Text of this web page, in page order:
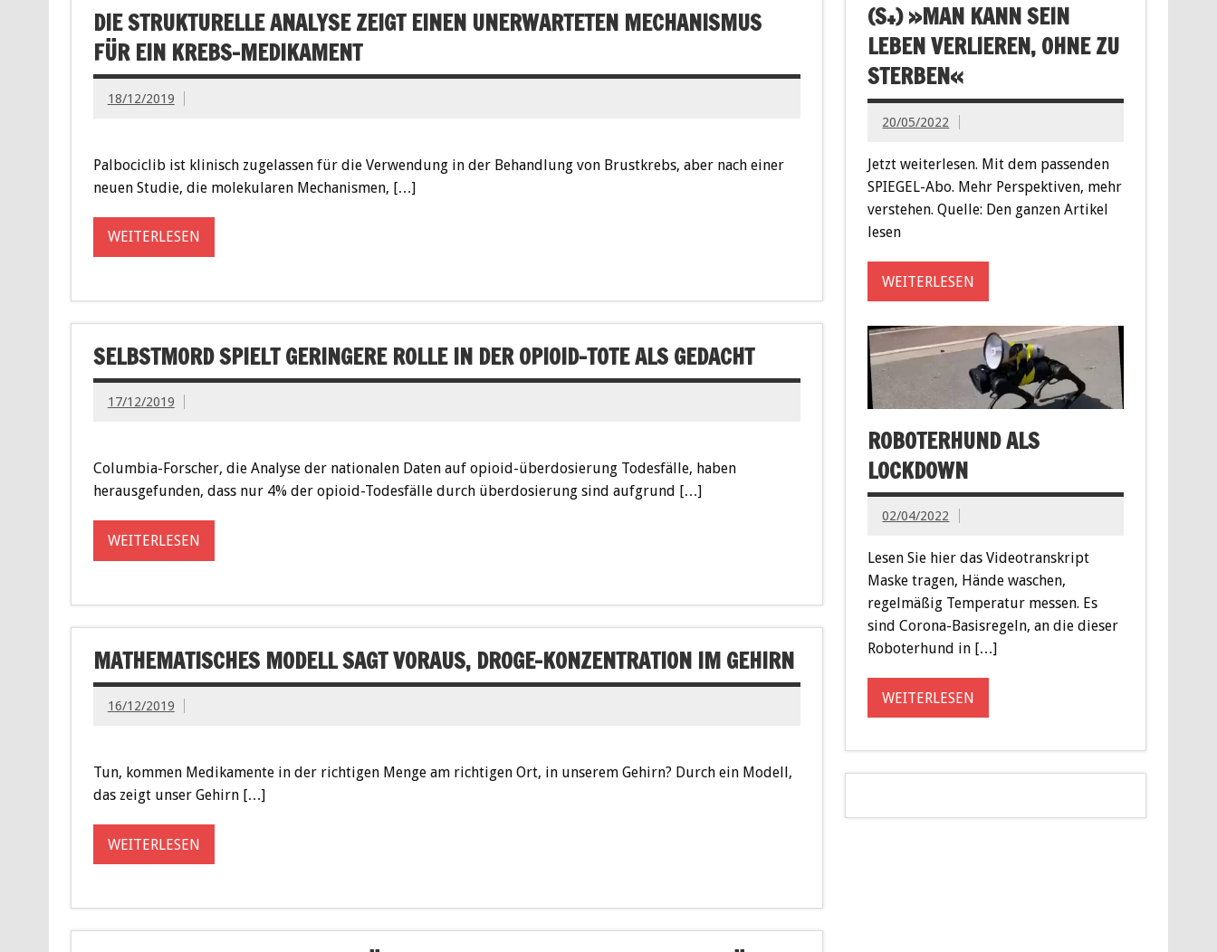
DIE STRUKTURELLE ANALYSE ZEIGT EINEN UNERWARTETEN MECHANISMUS
FÜR EIN KREBS-MEDIKAMENT
18/12/2019
Palbociclib ist klinisch zugelassen für die Verwendung in der Behandlung von Brustkrebs, aber nach einer
neuen Studie, die molekularen Mechanismen, […]
WEITERLESEN
SELBSTMORD SPIELT GERINGERE ROLLE IN DER OPIOID-TOTE ALS GEDACHT
17/12/2019
Columbia-Forscher, die Analyse der nationalen Daten auf opioid-überdosierung Todesfälle, haben
herausgefunden, dass nur 4% der opioid-Todesfälle durch überdosierung sind aufgrund […]
WEITERLESEN
MATHEMATISCHES MODELL SAGT VORAUS, DROGE-KONZENTRATION IM GEHIRN
16/12/2019
Tun, kommen Medikamente in der richtigen Menge am richtigen Ort, in unserem Gehirn? Durch ein Modell,
das zeigt unser Gehirn […]
WEITERLESEN
(S+) »MAN KANN SEIN
LEBEN VERLIEREN, OHNE ZU
STERBEN«
20/05/2022
Jetzt weiterlesen. Mit dem passenden
SPIEGEL-Abo. Mehr Perspektiven, mehr
verstehen. Quelle: Den ganzen Artikel
lesen
WEITERLESEN
ROBOTERHUND ALS
LOCKDOWN
02/04/2022
Lesen Sie hier das Videotranskript
Maske tragen, Hände waschen,
regelmäßig Temperatur messen. Es
sind Corona-Basisregeln, an die dieser
Roboterhund in […]
WEITERLESEN